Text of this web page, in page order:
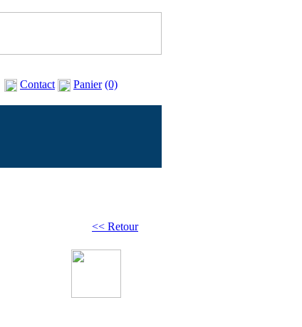
Contact Panier (0)
<< Retour